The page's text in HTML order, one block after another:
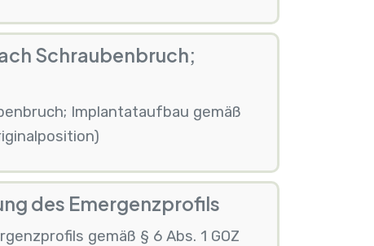
Schraubenbruch;
Implantataufbau gemäß
des Emergenzprofils
gemäß § 6 Abs. 1 GOZ